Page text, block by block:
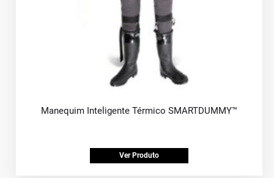
Manequim Inteligente Térmico SMARTDUMMY™
Ver Produto